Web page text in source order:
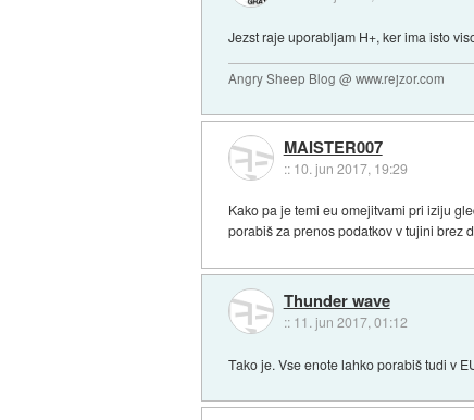
Jezst raje uporabljam H+, ker ima isto
Angry Sheep Blog @ www.rejzor.com
MAISTER007
:: 10. jun 2017, 19:29
Kako pa je temi eu omejitvami pri iziju
porabiš za prenos podatkov v tujini brez
Thunder wave
:: 11. jun 2017, 01:12
Tako je. Vse enote lahko porabiš tudi v